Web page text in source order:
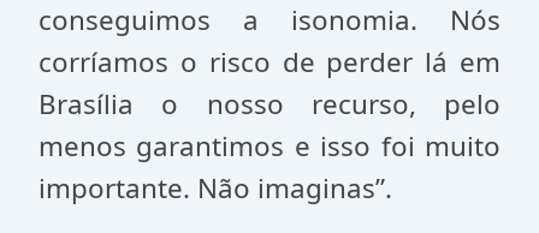
conseguimos a isonomia. Nós
corríamos o risco de perder lá em
Brasília o nosso recurso, pelo
menos garantimos e isso foi muito
importante. Não imaginas”.